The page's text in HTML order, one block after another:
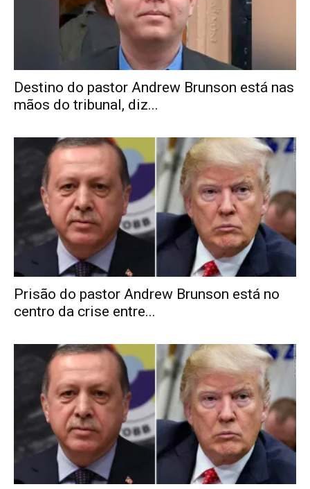
Destino do pastor Andrew Brunson está nas
mãos do tribunal, diz...
Prisão do pastor Andrew Brunson está no
centro da crise entre...